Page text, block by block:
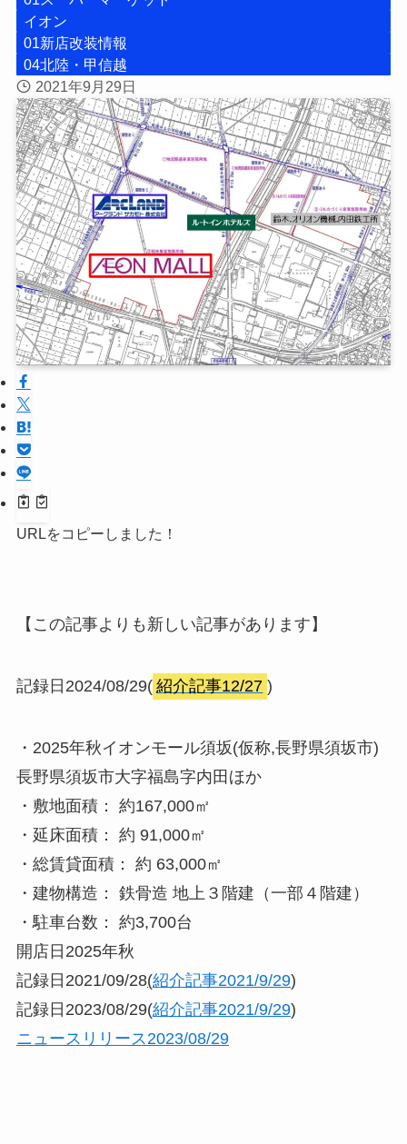
イオン
01新店改装情報
04北陸・甲信越
2021年9月29日
URLをコピーしました！
【この記事よりも新しい記事があります】
記録日2024/08/29( 紹介記事12/27 )
・2025年秋イオンモール須坂(仮称,長野県須坂市)
長野県須坂市大字福島字内田ほか
・敷地面積： 約167,000㎡
・延床面積： 約 91,000㎡
・総賃貸面積： 約 63,000㎡
・建物構造： 鉄骨造 地上３階建（一部４階建）
・駐車台数： 約3,700台
開店日2025年秋
記録日2021/09/28(紹介記事2021/9/29)
記録日2023/08/29(紹介記事2021/9/29)
ニュースリリース2023/08/29